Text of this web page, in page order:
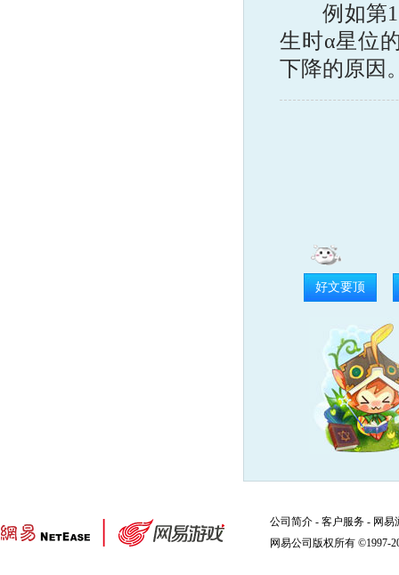
例如第1
生时α星位
下降的原因
好文要顶
公司简介 - 客户服务 - 网易
网易公司版权所有 ©1997-